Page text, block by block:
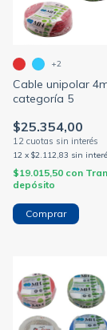
Cable unipolar
categoría 5
$25.354,00
12 x $2.112,83 sin
$19.015,50 con
depósito
+2
Comprar